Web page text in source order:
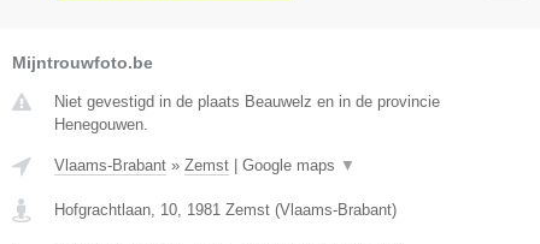
Mijntrouwfoto.be
Niet gevestigd in de plaats Beauwelz en in de provincie
Henegouwen.
Vlaams-Brabant » Zemst Google maps ▼
Hofgrachtlaan, 10, 1981 Zemst (Vlaams-Brabant)